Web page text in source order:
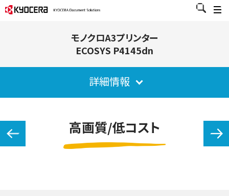
モノクロA3プリンター
ECOSYS P4145dn
詳細情報
高画質/低コスト